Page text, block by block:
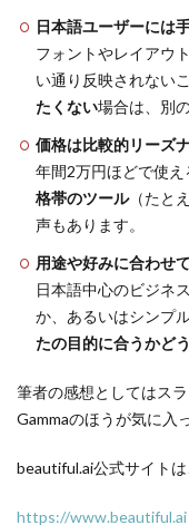
日本語ユーザーには
フォントやレイアウ
い通り反映されない
たくない場合は、別
価格は比較的リーズ
年間2万円ほどで使
格帯のツール（たと
声もあります。
用途や好みに合わせ
日本語中心のビジネ
か、あるいはシンプ
たの目的に合うかど
筆者の感想としてはス
Gammaのほうが気に入
beautiful.ai公式サイトは
https://www.beautiful.ai